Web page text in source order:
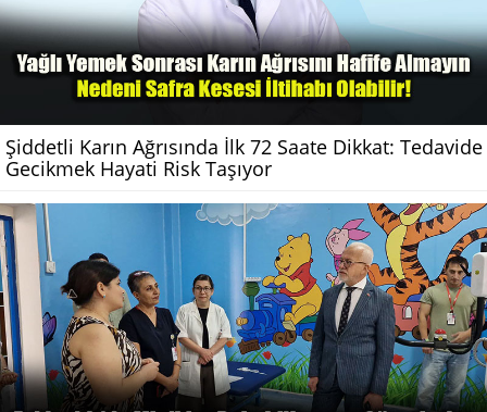
Şiddetli Karın Ağrısında İlk 72 Saate Dikkat: Tedavide
Gecikmek Hayati Risk Taşıyor